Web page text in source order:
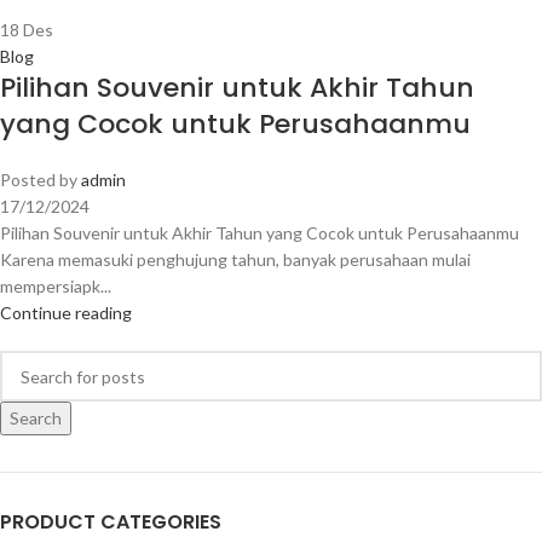
18 Des
Blog
Pilihan Souvenir untuk Akhir Tahun
yang Cocok untuk Perusahaanmu
Posted byadmin
17/12/2024
Pilihan Souvenir untuk Akhir Tahun yang Cocok untuk Perusahaanmu
Karena memasuki penghujung tahun, banyak perusahaan mulai
mempersiapk...
Continue reading
Search
PRODUCT CATEGORIES